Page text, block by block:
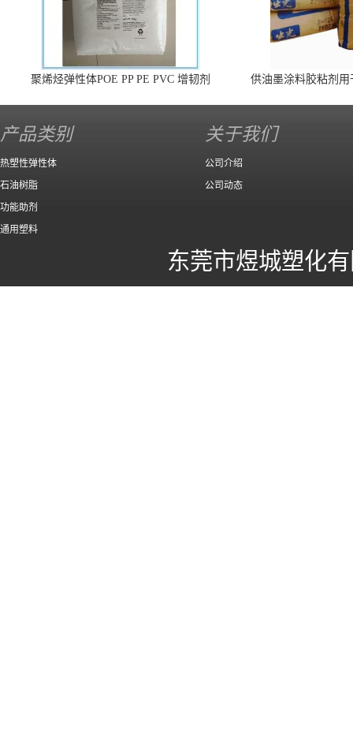
聚烯烃弹性体POE PP PE PVC 增韧剂
供油墨涂料胶粘剂
产品类别
热塑性弹性体
石油树脂
功能助剂
通用塑料
关于我们
公司介绍
公司动态
东莞市煜城塑化